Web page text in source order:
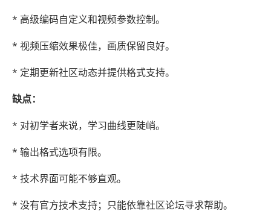
* 高级编码自定义和视频参数控制。
* 视频压缩效果极佳，画质保留良好。
* 定期更新社区动态并提供格式支持。
缺点：
* 对初学者来说，学习曲线更陡峭。
* 输出格式选项有限。
* 技术界面可能不够直观。
* 没有官方技术支持；只能依靠社区论坛寻求帮助。